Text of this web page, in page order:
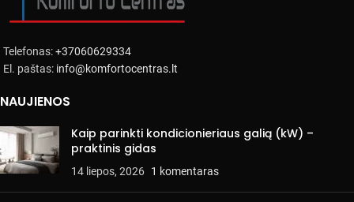
Telefonas:+37060629334
El. paštas: info@komfortocentras.lt
NAUJIENOS
Kaip parinkti kondicionieriaus galią (kW) –
praktinis gidas
14 liepos, 2026 1 komentaras